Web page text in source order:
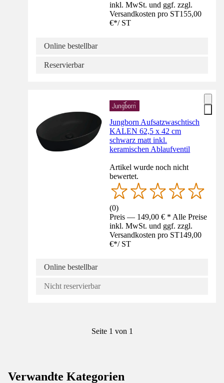
inkl. MwSt. und ggf. zzgl.
Versandkosten pro ST155,00
€*/ ST
Online bestellbar
Reservierbar
Jungborn Aufsatzwaschtisch
KALEN 62,5 x 42 cm
schwarz matt inkl.
keramischen Ablaufventil
Artikel wurde noch nicht
bewertet.
(0)
Preis — 149,00 € * Alle Preise
inkl. MwSt. und ggf. zzgl.
Versandkosten pro ST149,00
€*/ ST
Online bestellbar
Nicht reservierbar
Seite 1 von 1
Verwandte Kategorien